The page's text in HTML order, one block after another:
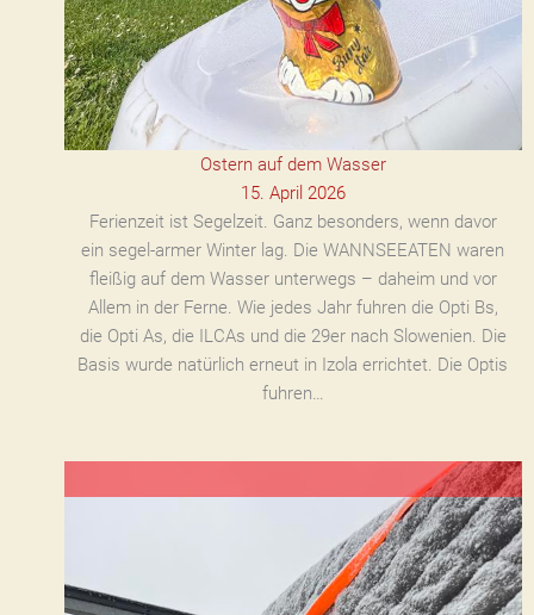
Ostern auf dem Wasser
15. April 2026
Ferienzeit ist Segelzeit. Ganz besonders, wenn davor
ein segel-armer Winter lag. Die WANNSEEATEN waren
fleißig auf dem Wasser unterwegs – daheim und vor
Allem in der Ferne. Wie jedes Jahr fuhren die Opti Bs,
die Opti As, die ILCAs und die 29er nach Slowenien. Die
Basis wurde natürlich erneut in Izola errichtet. Die Optis
fuhren…